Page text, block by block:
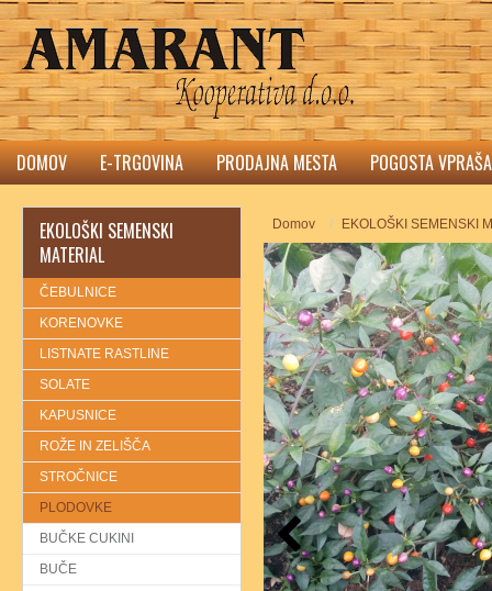
DOMOV E-TRGOVINA PRODAJNA MESTA POGOSTA
EKOLOŠKI SEMENSKI
MATERIAL
ČEBULNICE
KORENOVKE
LISTNATE RASTLINE
SOLATE
KAPUSNICE
ROŽE IN ZELIŠČA
STROČNICE
PLODOVKE
BUČKE CUKINI
BUČE
Domov EKOLOŠKI SEMENSKI